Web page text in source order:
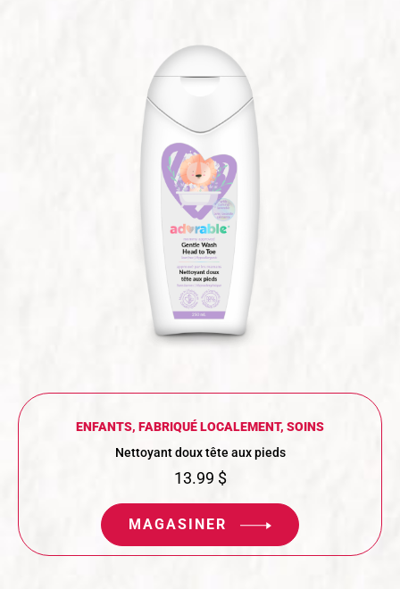
ENFANTS, FABRIQUÉ LOCALEMENT, SOINS
Nettoyant doux tête aux pieds
13.99 $
MAGASINER